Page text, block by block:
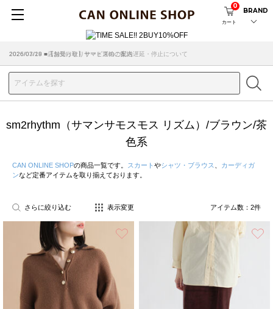
カート
0
BRAND
2026/07/29 ■【お知らせ】ヤマト運輸の配送遅延・停止について
2026/03/18 ■店舗受け取りサービスのご案内
sm2rhythm（サマンサモスモス リズム）/ブラウン/茶
色系
CAN ONLINE SHOPの商品一覧です。 スカート やシャツ・ブラウス
カーディガ
ンなど定番アイテムを取り揃えております。
さらに絞り込む 表示変更 アイテム数： 2件